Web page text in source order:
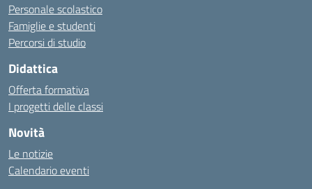
Personale scolastico
Famiglie e studenti
Percorsi di studio
Didattica
Offerta formativa
I progetti delle classi
Novità
Le notizie
Calendario eventi